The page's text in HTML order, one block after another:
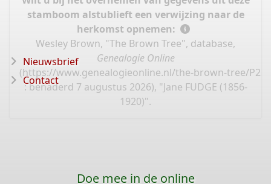
stamboom alstublieft een verwijzing naar de
herkomst opnemen:
Wesley Brown, "The Brown Tree", database,
Genealogie Online
(https://www.genealogieonline.nl/the-brown-tree/
: benaderd 7 augustus 2026), "Jane FUDGE (1856-
1920)".
Nieuwsbrief
Contact
Doe mee in de online